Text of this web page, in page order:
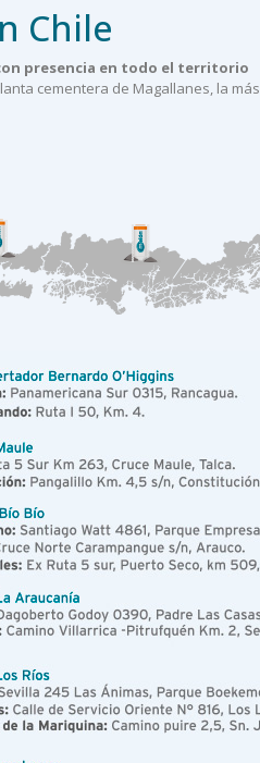
Chile
presencia en todo el territorio
cementera de Magallanes, la más